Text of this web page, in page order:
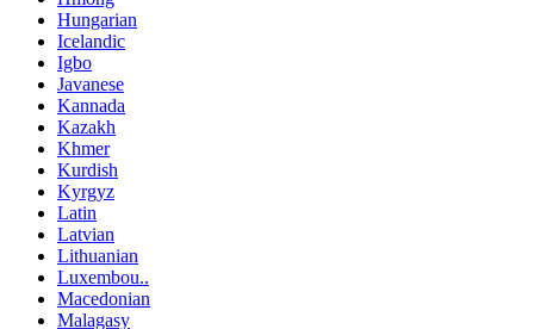
Hungarian
Icelandic
Igbo
Javanese
Kannada
Kazakh
Khmer
Kurdish
Kyrgyz
Latin
Latvian
Lithuanian
Luxembou..
Macedonian
Malagasy